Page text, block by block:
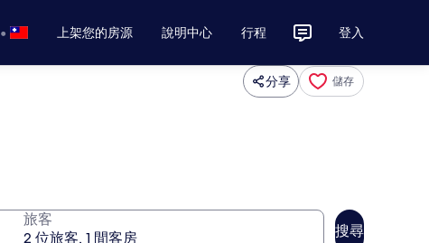
• 上架您的房源 說明中心 行程 登入
分享 儲存
旅客
搜尋